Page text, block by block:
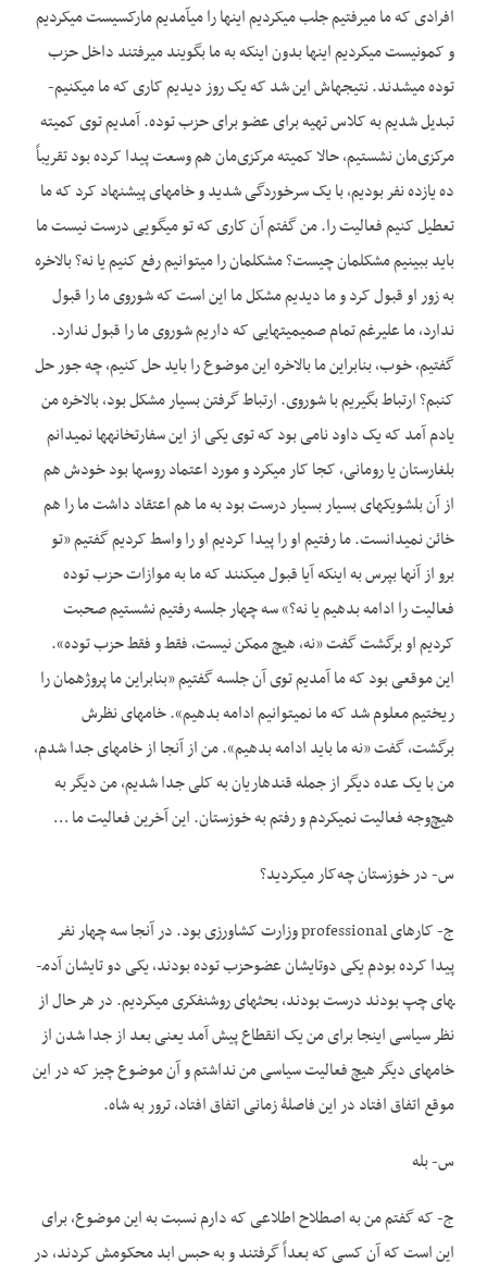
افرادی که ما می­­رفتیم جلب می­کردیم اینها را می­آمدیم مارکسیست می­کردیم
و کمونیست می­کردیم اینها بدون اینکه به ما بگویند می­رفتند داخل حزب
توده می­شدند. نتیجه­اش این شد که یک روز دیدیم کاری که ما می­کنیم­
تبدیل شدیم به کلاس تهیه برای عضو برای حزب توده. آمدیم توی کمیته
مرکزی‌مان نشستیم، حالا کمیته مرکزی‌مان هم وسعت پیدا کرده بود تقریباً
ده یازده نفر بودیم، با یک سرخوردگی شدید و خامه­ای پیشنهاد کرد که ما
تعطیل کنیم فعالیت را. من گفتم آن کاری که تو می­گویی درست نیست ما
باید ببینیم مشکلمان چیست؟ مشکلمان را می­توانیم رفع کنیم یا نه؟ بالاخره
به زور او قبول کرد و ما دیدیم مشکل ما این است که شوروی ما را قبول
ندارد، ما علی­رغم تمام صمیمیت­هایی که داریم شوروی ما را قبول ندارد.
گفتیم، خوب، بنابراین ما بالاخره این موضوع را باید حل کنیم، چه جور حل
کنبم؟ ارتباط بگیریم با شوروی. ارتباط گرفتن بسیار مشکل بود، بالاخره من
یادم آمد که یک داود نامی بود که توی یکی از این سفارت­خانه­ها نمی­دانم
بلغارستان یا رومانی، کجا کار می­کرد و مورد اعتماد روس­ها بود خودش هم
از آن بلشویک­های بسیار بسیار درست بود به ما هم اعتقاد داشت ما را هم
خائن نمی­دانست. ما رفتیم او را پیدا کردیم او را واسط کردیم گفتیم «تو
برو از آنها بپرس به اینکه آیا قبول می­کنند که ما به موازات حزب توده
فعالیت را ادامه بدهیم یا نه؟» سه چهار جلسه رفتیم نشستیم صحبت
کردیم او برگشت گفت «نه، هیچ ممکن نیست، فقط و فقط حزب توده».
این موقعی بود که ما آمدیم توی آن جلسه گفتیم «بنابراین ما پروژه­مان را
ریختیم معلوم شد که ما نمی­توانیم ادامه بدهیم». خامه­ای نظرش
برگشت، گفت «نه ما باید ادامه بدهیم». من از آنجا از خامه­­ای جدا شدم،
من با یک عده دیگر از جمله قندهاریان به کلی جدا شدیم، من دیگر به
هیچ‌وجه فعالیت نمی­کردم و رفتم به خوزستان. این آخرین فعالیت ما …
س- در خوزستان چه‌کار می­کردید؟
ج- کارهای professional وزارت کشاورزی بود. در آن­جا سه چهار نفر
پیدا کرده بودم یکی دوتایشان عضوحزب توده بودند، یکی دو تایشان آدم­
های چپ بودند درست بودند، بحث­های روشنفکری می­کردیم. در هر حال از
نظر سیاسی اینجا برای من یک انقطاع پیش آمد یعنی بعد از جدا شدن از
خامه­ای دیگر هیچ فعالیت سیاسی من نداشتم و آن موضوع چیز که در این
موقع اتفاق افتاد در این فاصلۀ زمانی اتفاق افتاد، ترور به شاه.
س- بله
ج- که گفتم من به اصطلاح اطلاعی که دارم نسبت به این موضوع، برای
این است که آن کسی که بعداً گرفتند و به حبس ابد محکومش کردند، در